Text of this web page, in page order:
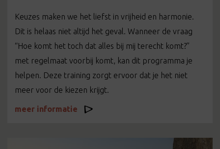
Keuzes maken we het liefst in vrijheid en harmonie.
Dit is helaas niet altijd het geval. Wanneer de vraag
“Hoe komt het toch dat alles bij mij terecht komt?”
met regelmaat voorbij komt, kan dit programma je
helpen. Deze training zorgt ervoor dat je het niet
meer voor de kiezen krijgt.
meer informatie